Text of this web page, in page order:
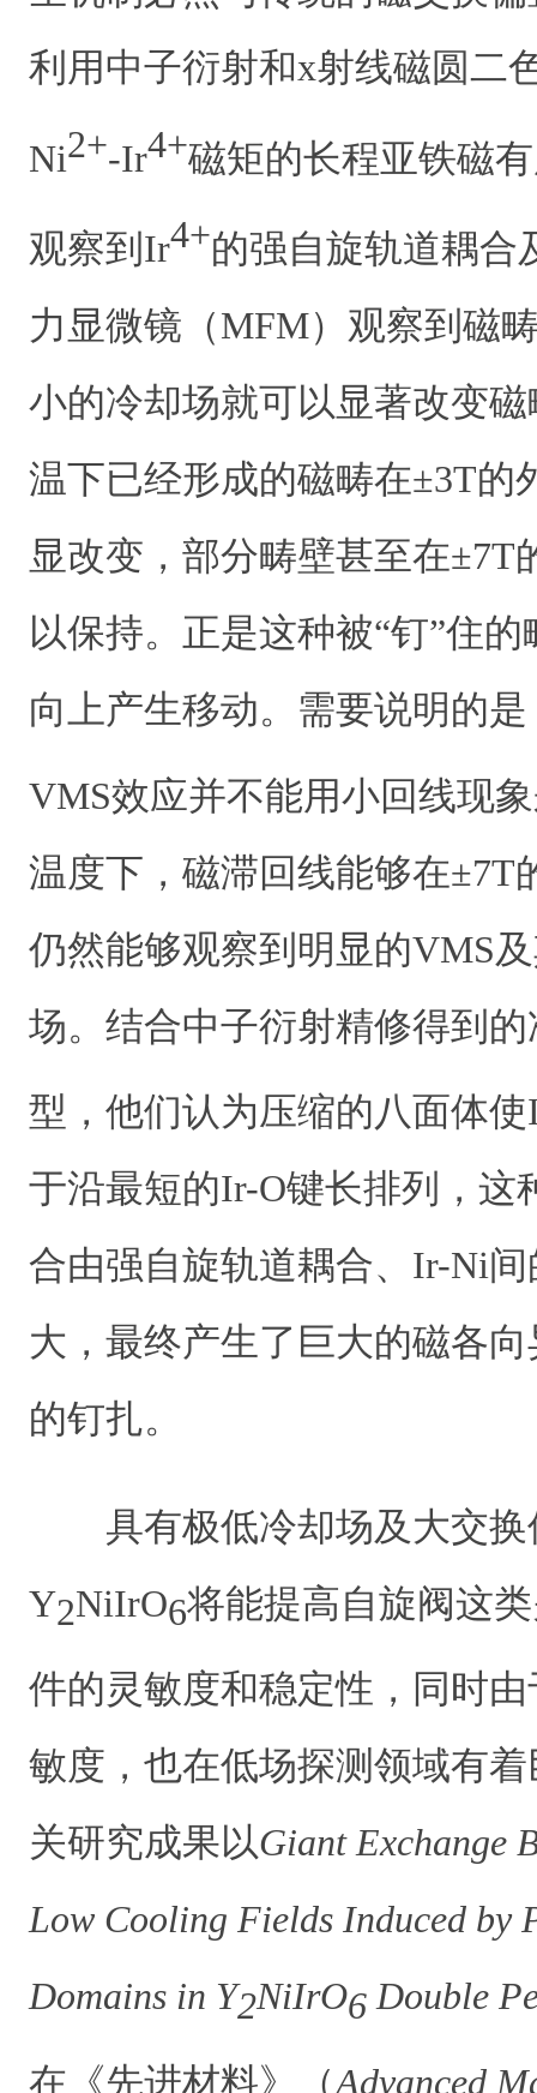
利用中子衍射和x射线磁圆二
Ni2+-Ir4+磁矩的长程亚铁磁
观察到Ir4+的强自旋轨道耦合
力显微镜（MFM）观察到磁
小的冷却场就可以显著改变
温下已经形成的磁畴在±3T的
显改变，部分畴壁甚至在±7T
以保持。正是这种被“钉”住
向上产生移动。需要说明的
VMS效应并不能用小回线现
温度下，磁滞回线能够在±7T
仍然能够观察到明显的VMS
场。结合中子衍射精修得到
型，他们认为压缩的八面体
于沿最短的Ir-O键长排列，这
合由强自旋轨道耦合、Ir-Ni
大，最终产生了巨大的磁各
的钉扎。
具有极低冷却场及大交
Y2NiIrO6将能提高自旋阀这
件的灵敏度和稳定性，同时
敏度，也在低场探测领域有
关研究成果以Giant Exchange
Low Cooling Fields Induced by
Domains in Y2NiIrO6Double
在《先进材料》（Advanced